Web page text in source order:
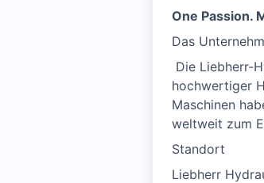
One Passion.
Das
Die Liebherr-
hochwertiger
Maschinen
weltweit zum
Standort
Liebherr